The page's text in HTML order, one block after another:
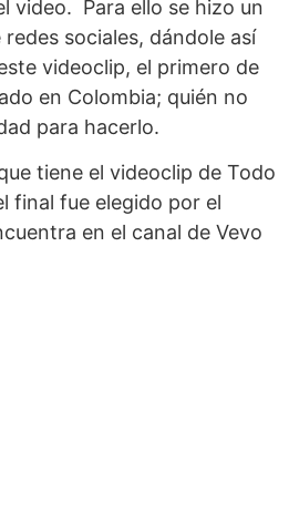
video. Para ello se hizo un
sociales, dándole así
videoclip, el primero de
en Colombia; quién no
para hacerlo.
tiene el videoclip de Todo
final fue elegido por el
en el canal de Vevo